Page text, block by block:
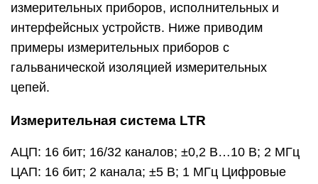
измерительных приборов, исполнительных и
интерфейсных устройств. Ниже приводим
примеры измерительных приборов с
гальванической изоляцией измерительных
цепей.
Измерительная система LTR
АЦП: 16 бит; 16/32 каналов; ±0,2 В…10 В; 2 МГц
ЦАП: 16 бит; 2 канала; ±5 В; 1 МГц Цифровые